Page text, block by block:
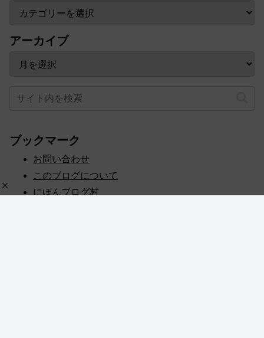
アーカイブ
ブックマーク
お問い合わせ
このブログについて
にほんブログ村